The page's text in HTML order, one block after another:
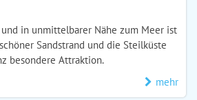
in unmittelbarer Nähe zum Meer ist
Sandstrand und die Steilküste
besondere Attraktion.
mehr